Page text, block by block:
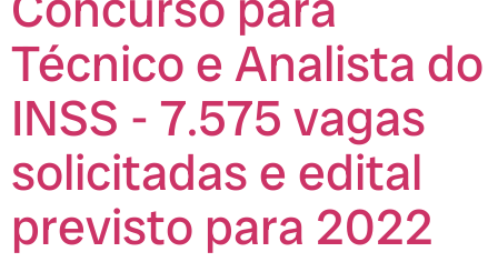
Técnico e Analista do
INSS - 7.575 vagas
solicitadas e edital
previsto para 2022